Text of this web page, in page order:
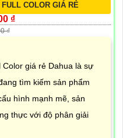
COLOR GIÁ RẺ
₫
₫
giá rẻ Dahua là sự
tìm kiếm sản phẩm
hình mạnh mẽ, sản
thực với độ phân giải